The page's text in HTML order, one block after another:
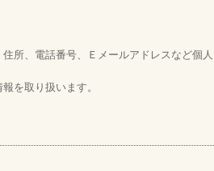
所、電話番号、Ｅメールアドレスなど個
を取り扱います。